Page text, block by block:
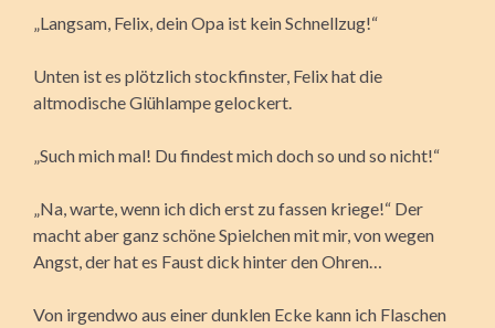
„Langsam, Felix, dein Opa ist kein Schnellzug!“
Unten ist es plötzlich stockfinster, Felix hat die
altmodische Glühlampe gelockert.
„Such mich mal! Du findest mich doch so und so nicht!“
„Na, warte, wenn ich dich erst zu fassen kriege!“ Der
macht aber ganz schöne Spielchen mit mir, von wegen
Angst, der hat es Faust dick hinter den Ohren…
Von irgendwo aus einer dunklen Ecke kann ich Flaschen